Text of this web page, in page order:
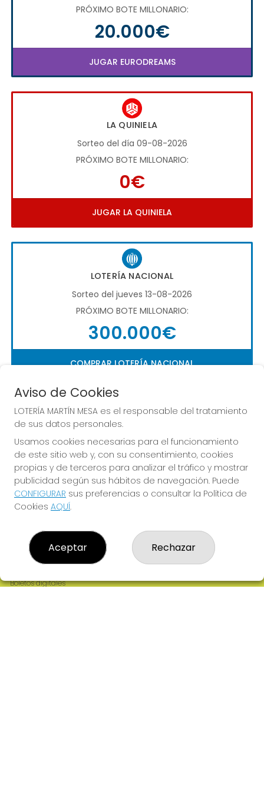
PRÓXIMO BOTE MILLONARIO:
20.000€
JUGAR EURODREAMS
LA QUINIELA
Sorteo del día 09-08-2026
PRÓXIMO BOTE MILLONARIO:
0€
JUGAR LA QUINIELA
LOTERÍA NACIONAL
Sorteo del jueves 13-08-2026
PRÓXIMO BOTE MILLONARIO:
300.000€
COMPRAR LOTERÍA NACIONAL
Imagen anterior
LOTERÍA MARTÍN MESA
Resultados
Contacto
Empresas
Boletos digitales
Aviso de Cookies
LOTERÍA MARTÍN MESA es el responsable del tratamiento
de sus datos personales.
Usamos cookies necesarias para el funcionamiento
de este sitio web y, con su consentimiento, cookies
propias y de terceros para analizar el tráfico y mostrar
publicidad según sus hábitos de navegación. Puede
CONFIGURAR sus preferencias o consultar la Política de
Cookies AQUÍ.
Aceptar Rechazar